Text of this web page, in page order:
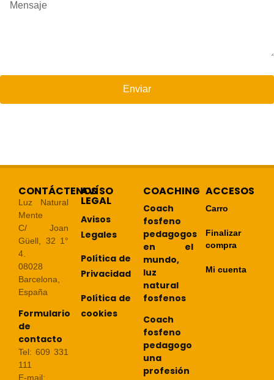
Enviar
CONTÁCTENOS
Luz Natural
Mente
C/ Joan
Güell, 32 1°
4.
08028
Barcelona,
España
Formulario
de
contacto
Tel: 609 331
111
E-mail:
AVÍSO
LEGAL
Avisos
Legales
Política de
Privacidad
Política de
cookies
COACHING
Coach
fosfeno
pedagogos
en el
mundo,
luz
natural
fosfenos
Coach
fosfeno
pedagogo
una
profesión
ACCESOS
Carro
Finalizar
compra
Mi cuenta